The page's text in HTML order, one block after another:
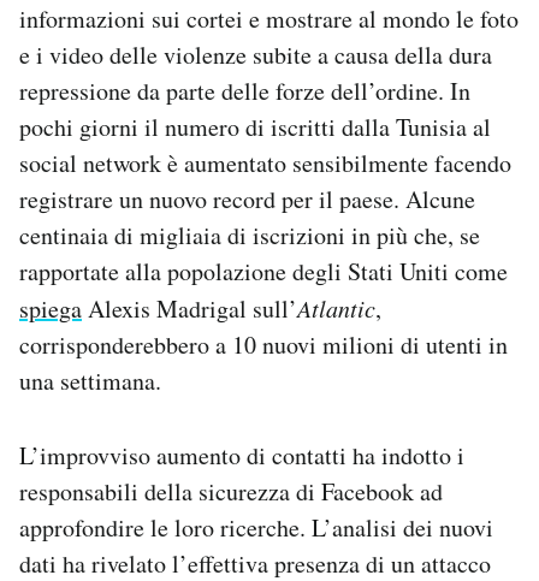
informazioni sui cortei e mostrare al mondo le foto
e i video delle violenze subite a causa della dura
repressione da parte delle forze dell’ordine. In
pochi giorni il numero di iscritti dalla Tunisia al
social network è aumentato sensibilmente facendo
registrare un nuovo record per il paese. Alcune
centinaia di migliaia di iscrizioni in più che, se
rapportate alla popolazione degli Stati Uniti come
spiegaAlexis Madrigal sull’Atlantic,
corrisponderebbero a 10 nuovi milioni di utenti in
una settimana.
L’improvviso aumento di contatti ha indotto i
responsabili della sicurezza di Facebook ad
approfondire le loro ricerche. L’analisi dei nuovi
dati ha rivelato l’effettiva presenza di un attacco